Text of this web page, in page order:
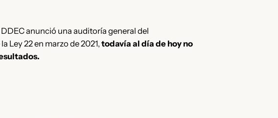
DDEC anunció una auditoría general del
Ley 22 en marzo de 2021,todavía al día de hoy no